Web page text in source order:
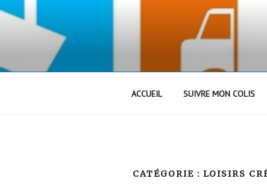
Aller
ACCUEIL SUIVRE MON COLIS
CATÉGORIE : LOISIRS